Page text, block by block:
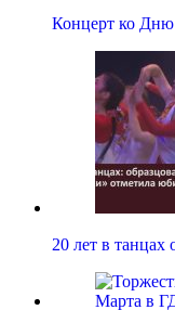
Концерт ко
20 лет в танцах